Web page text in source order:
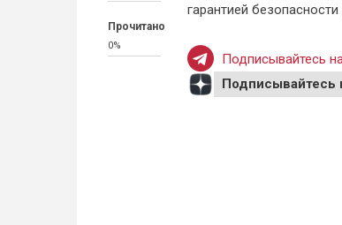
Прочитано
0%
гарантией
Подписывайтесь
Подписывайтесь